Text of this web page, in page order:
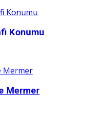
Konumu
Mermer